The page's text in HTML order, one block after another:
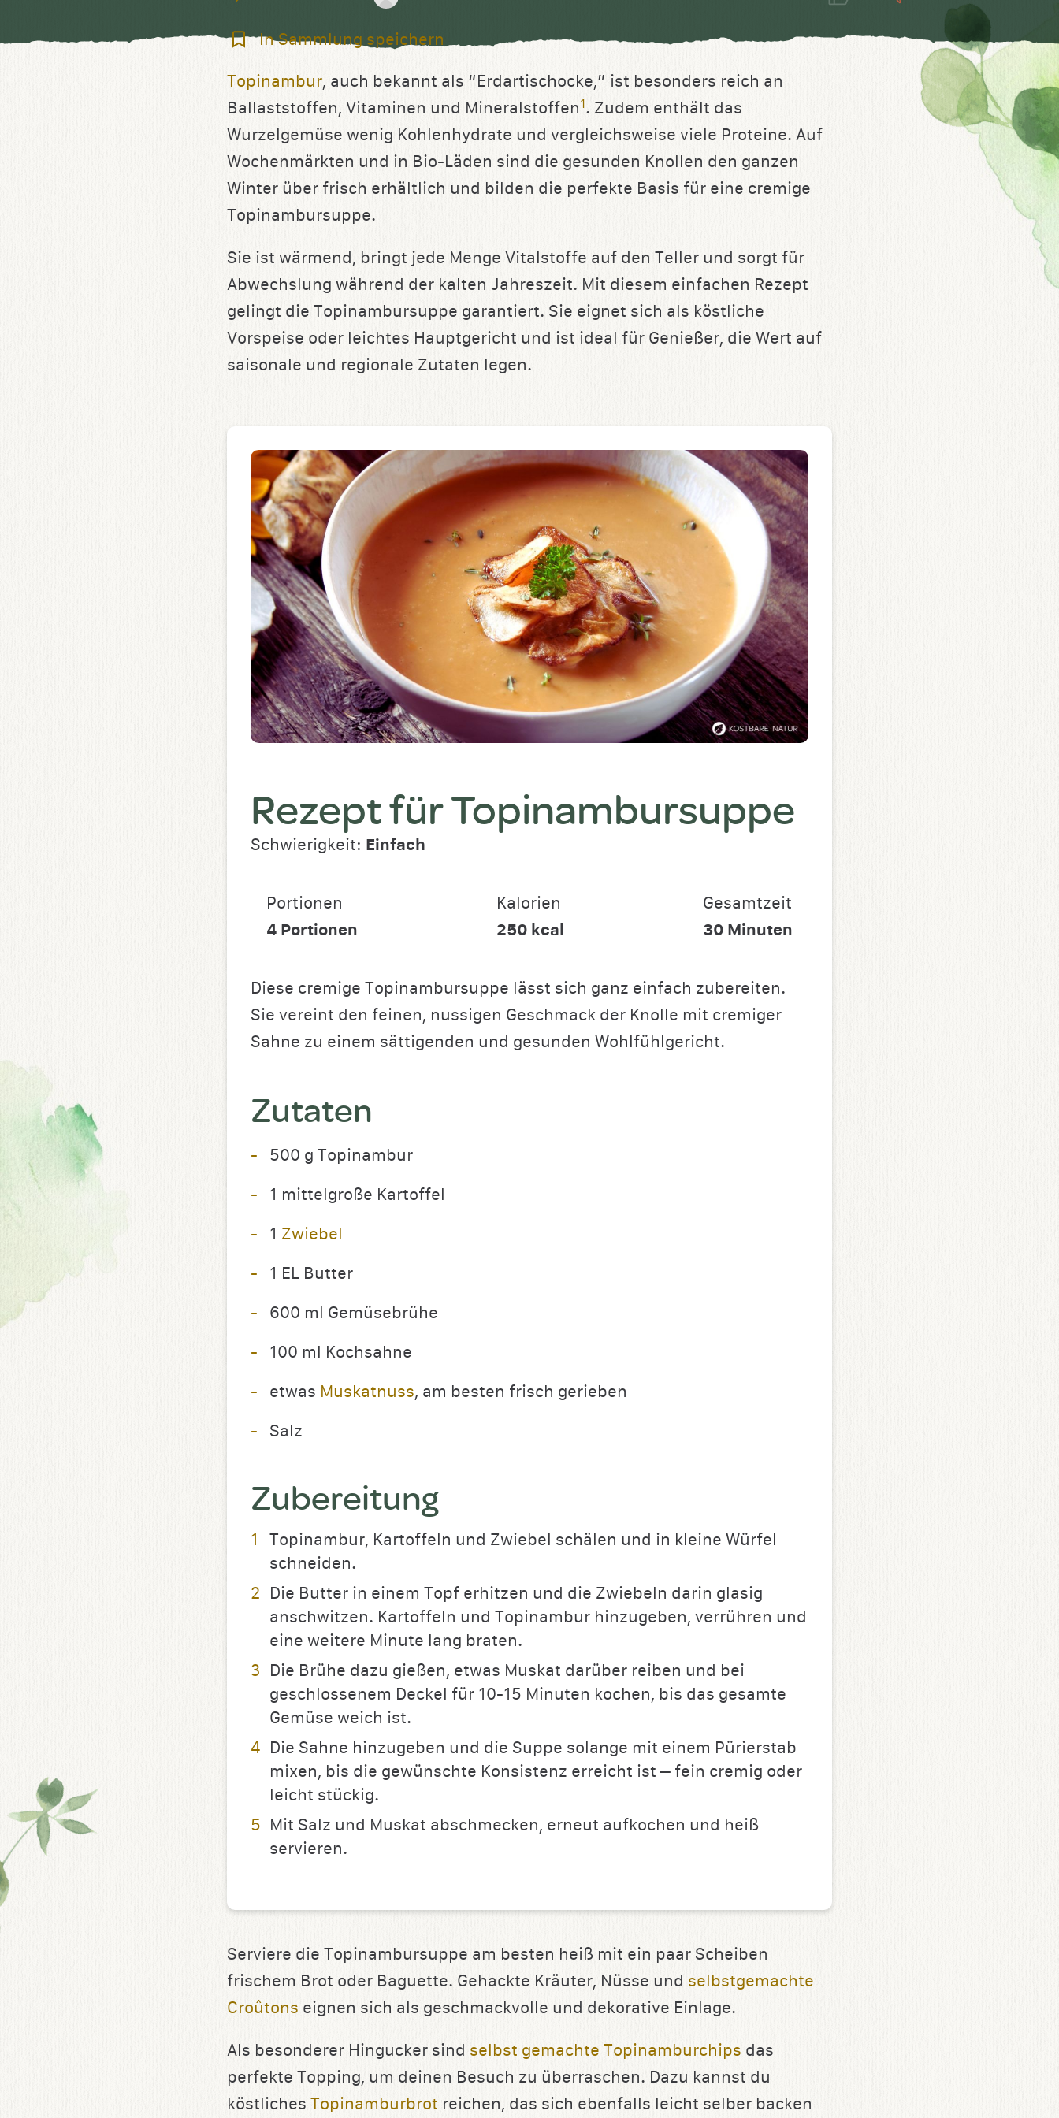
In
speichern
In Sammlung speichern
Topinambur, auch bekannt als “Erdartischocke,” ist besonders reich an
Ballaststoffen, Vitaminen und Mineralstoffen1. Zudem enthält das
Wurzelgemüse wenig Kohlenhydrate und vergleichsweise viele Proteine. Auf
Wochenmärkten und in Bio-Läden sind die gesunden Knollen den ganzen
Winter über frisch erhältlich und bilden die perfekte Basis für eine cremige
Topinambursuppe.
Sie ist wärmend, bringt jede Menge Vitalstoffe auf den Teller und sorgt für
Abwechslung während der kalten Jahreszeit. Mit diesem einfachen Rezept
gelingt die Topinambursuppe garantiert. Sie eignet sich als köstliche
Vorspeise oder leichtes Hauptgericht und ist ideal für Genießer, die Wert auf
saisonale und regionale Zutaten legen.
Rezept für Topinambursuppe
Schwierigkeit: Einfach
Portionen
4 Portionen
Kalorien
250 kcal
Gesamtzeit
30 Minuten
Diese cremige Topinambursuppe lässt sich ganz einfach zubereiten.
Sie vereint den feinen, nussigen Geschmack der Knolle mit cremiger
Sahne zu einem sättigenden und gesunden Wohlfühlgericht.
Zutaten
500 g Topinambur
1 mittelgroße Kartoffel
1 Zwiebel
1 EL Butter
600 ml Gemüsebrühe
100 ml Kochsahne
etwas Muskatnuss, am besten frisch gerieben
Salz
Zubereitung
Topinambur, Kartoffeln und Zwiebel schälen und in kleine Würfel
schneiden.
Die Butter in einem Topf erhitzen und die Zwiebeln darin glasig
anschwitzen. Kartoffeln und Topinambur hinzugeben, verrühren und
eine weitere Minute lang braten.
Die Brühe dazu gießen, etwas Muskat darüber reiben und bei
geschlossenem Deckel für 10-15 Minuten kochen, bis das gesamte
Gemüse weich ist.
Die Sahne hinzugeben und die Suppe solange mit einem Pürierstab
mixen, bis die gewünschte Konsistenz erreicht ist – fein cremig oder
leicht stückig.
Mit Salz und Muskat abschmecken, erneut aufkochen und heiß
servieren.
Serviere die Topinambursuppe am besten heiß mit ein paar Scheiben
frischem Brot oder Baguette. Gehackte Kräuter, Nüsse und selbstgemachte
Croûtons eignen sich als geschmackvolle und dekorative Einlage.
Als besonderer Hingucker sind selbst gemachte Topinamburchips das
perfekte Topping, um deinen Besuch zu überraschen. Dazu kannst du
köstliches Topinamburbrot reichen, das sich ebenfalls leicht selber backen